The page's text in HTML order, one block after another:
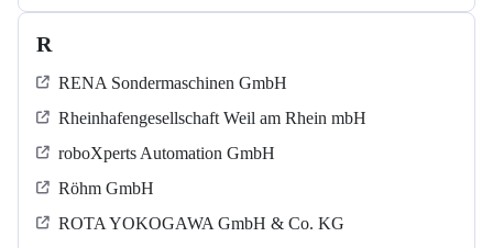
R
RENA Sondermaschinen GmbH
Rheinhafengesellschaft Weil am Rhein mbH
roboXperts Automation GmbH
Röhm GmbH
ROTA YOKOGAWA GmbH & Co. KG